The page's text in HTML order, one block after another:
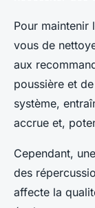
Pour maintenir
vous de
aux
poussière et
système,
accrue et,
Cependant,
des
affecte la